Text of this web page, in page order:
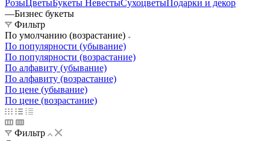
РозыЦветыБукеты НевестыСухоцветыПодарки и декор
—Бизнес букеты
Фильтр
По умолчанию (возрастание)
По популярности (убывание)
По популярности (возрастание)
По алфавиту (убывание)
По алфавиту (возрастание)
По цене (убывание)
По цене (возрастание)
Фильтр